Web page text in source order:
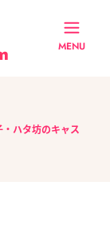
MENU
ハタ坊のキャス